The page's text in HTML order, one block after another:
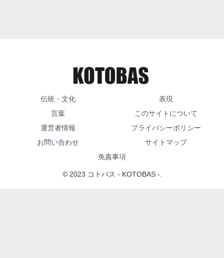
伝統・文化
表現
言葉
このサイトについて
運営者情報
プライバシーポリシー
お問い合わせ
サイトマップ
免責事項
© 2023 コトバス - KOTOBAS -.